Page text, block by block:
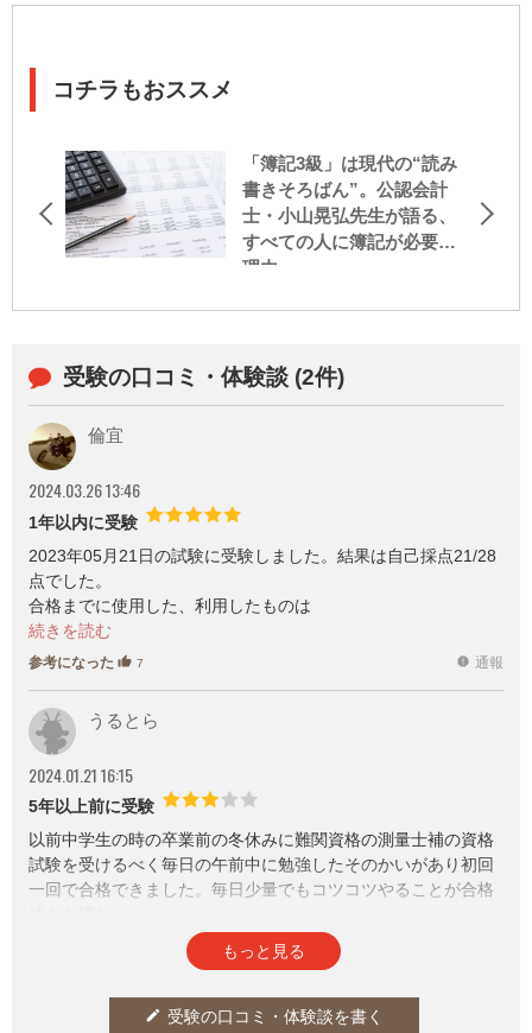
コチラもおススメ
「簿記3級」は現代の“読み
書きそろばん”。公認会計
士・小山晃弘先生が語る、
すべての人に簿記が必要な
理由
受験の口コミ・体験談 (2件)
倫宜
2024.03.26 13:46
1年以内に受験
2023年05月21日の試験に受験しました。結果は自己採点21/28
点でした。
合格までに使用した、利用したものは
【参考書】明快！よくわかる数学 東京法経学院
【過去問】過去問280 日建学院編著
【YouTube】測量虎の巻【マルソク】
測量士補登録までかかるお金（測量士補になるには）
計17,850円+α（参考書等）
内訳：試験受験料 2,850円（2023年度）
登録免許税 15,000円（2023年度）
計 17,850円
参考になった thumb_up 7 report 通報
うるとら
2024.01.21 16:15
5年以上前に受験
以前中学生の時の卒業前の冬休みに難関資格の測量士補の資格
試験を受けるべく毎日の午前中に勉強したそのかいがあり初回
一回で合格できました。毎日少量でもコツコツやることが合格
もっと見る
edit 受験の口コミ・体験談を書く